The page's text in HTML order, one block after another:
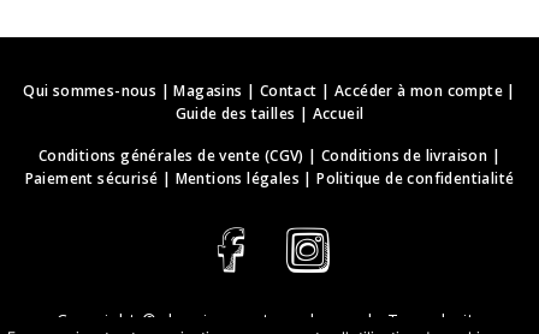
Qui sommes-nous |Magasins | Contact | Accéder à mon compte|
Guide des tailles | Accueil
Conditions générales de vente (CGV) |Conditions de livraison |
Paiement sécurisé | Mentions légales |Politique de confidentialité
Copyright © deguisements-cadeaux.ch . Tous droits